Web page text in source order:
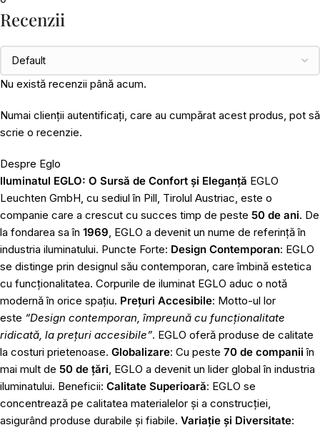
Recenzii
Nu există recenzii până acum.
Numai clienții autentificați, care au cumpărat acest produs, pot să
scrie o recenzie.
Despre Eglo
Iluminatul EGLO: O Sursă de Confort și Eleganță EGLO
Leuchten GmbH, cu sediul în Pill, Tirolul Austriac, este o
companie care a crescut cu succes timp de peste 50 de ani. De
la fondarea sa în 1969, EGLO a devenit un nume de referință în
industria iluminatului. Puncte Forte: Design Contemporan: EGLO
se distinge prin designul său contemporan, care îmbină estetica
cu funcționalitatea. Corpurile de iluminat EGLO aduc o notă
modernă în orice spațiu. Prețuri Accesibile: Motto-ul lor
este “Design contemporan, împreună cu funcționalitate
ridicată, la prețuri accesibile”. EGLO oferă produse de calitate
la costuri prietenoase. Globalizare: Cu peste 70 de companii în
mai mult de 50 de țări, EGLO a devenit un lider global în industria
iluminatului. Beneficii: Calitate Superioară: EGLO se
concentrează pe calitatea materialelor și a construcției,
asigurând produse durabile și fiabile. Variație și Diversitate: